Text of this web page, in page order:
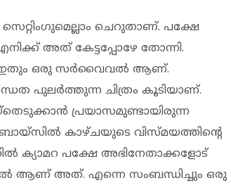
ചെറുതാണ്. പക്ഷേ
അത് കേട്ടപ്പോഴേ തോന്നി.
ഇതും ഒരു സര്‍വൈവല്‍ ആണ്.
പുലര്‍ത്തുന്ന ചിത്രം കൂടിയാണ്.
പ്രയാസമുണ്ടായിരുന്ന
കാഴ്ചയുടെ വിസ്മയത്തിന്റെ
ക്യാമറ പക്ഷേ അഭിനേതാക്കളോട്
ആണ് അത്. എന്നെ സംബന്ധിച്ചും ഒരു